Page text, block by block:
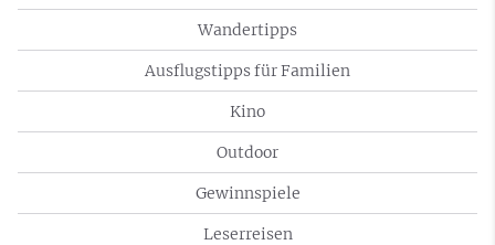
Wandertipps
Ausflugstipps für Familien
Kino
Outdoor
Gewinnspiele
Leserreisen